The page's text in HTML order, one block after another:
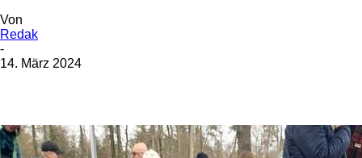
Von
Redak
-
14. März 2024